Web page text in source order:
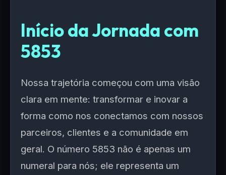
Início da Jornada com
5853
Nossa trajetória começou com uma visão
clara em mente: transformar e inovar a
forma como nos conectamos com nossos
parceiros, clientes e a comunidade em
geral. O número 5853 não é apenas um
numeral para nós; ele representa um